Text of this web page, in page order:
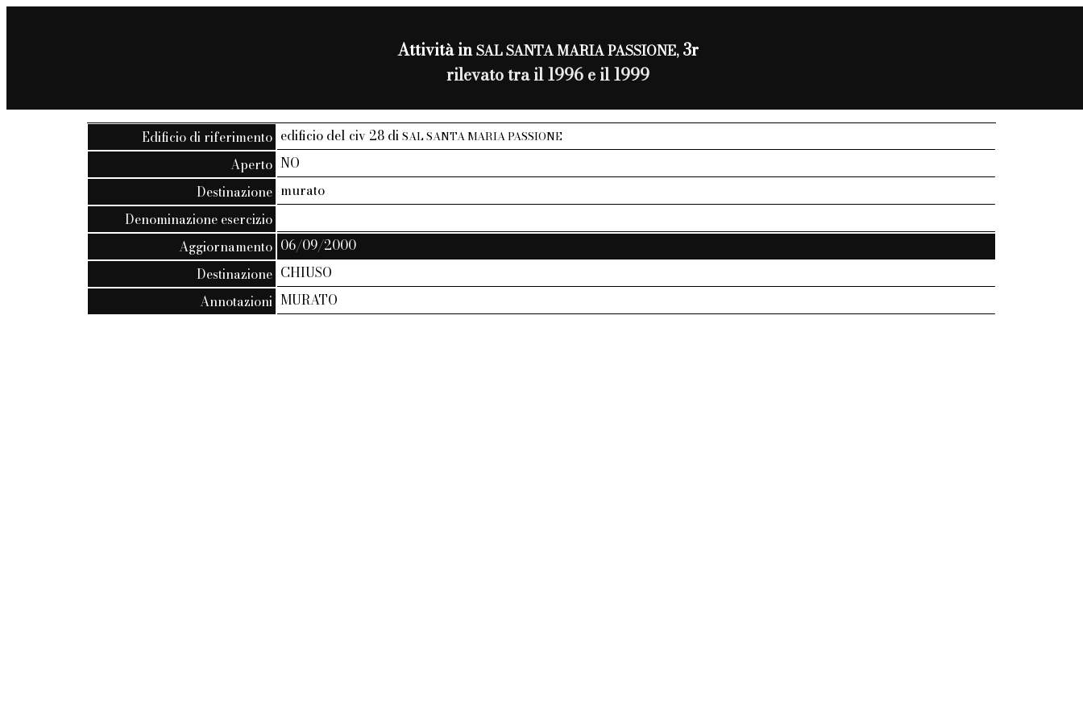
Attività inSAL SANTA MARIA PASSIONE,3r
rilevato tra il 1996 e il 1999
Edificio di riferimento edificio del civ 28 diSAL SANTA MARIA PASSIONE
Aperto NO
Destinazione murato
Denominazione esercizio
Aggiornamento 06/09/2000
Destinazione CHIUSO
Annotazioni MURATO